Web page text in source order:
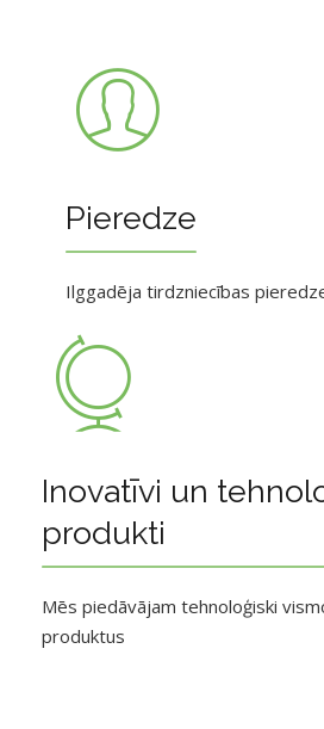
Pieredze
Ilggadēja tirdzniecības
Inovatīvi un
produkti
Mēs piedāvājam tehnoloģiski
produktus